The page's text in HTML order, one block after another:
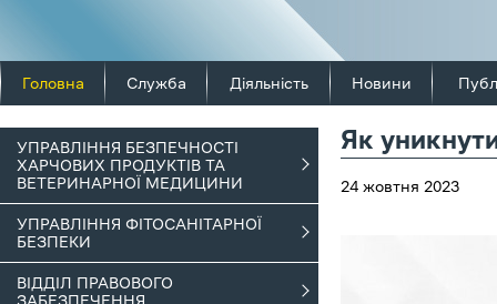
Головна Служба Діяльність Новини
УПРАВЛІННЯ БЕЗПЕЧНОСТІ
ХАРЧОВИХ ПРОДУКТІВ ТА
ВЕТЕРИНАРНОЇ МЕДИЦИНИ
УПРАВЛІННЯ ФІТОСАНІТАРНОЇ
БЕЗПЕКИ
ВІДДІЛ ПРАВОВОГО
ЗАБЕЗПЕЧЕННЯ
Як
24 жовтня 2023